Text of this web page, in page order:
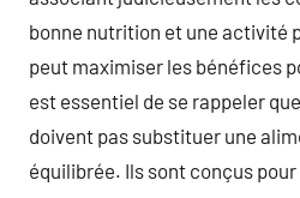
bonne nutrition et une activité
peut maximiser les bénéfices
est essentiel de se rappeler
doivent pas substituer une
équilibrée. Ils sont conçus